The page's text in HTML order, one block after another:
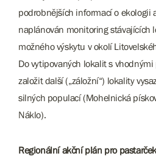
podrobnějších informací o ekologii
naplánován monitoring stávajících
možného výskytu v okolí
Do vytipovaných lokalit s
založit další („záložní“) lokality
silných populací (Mohelnická
Náklo).
Regionální akční plán pro